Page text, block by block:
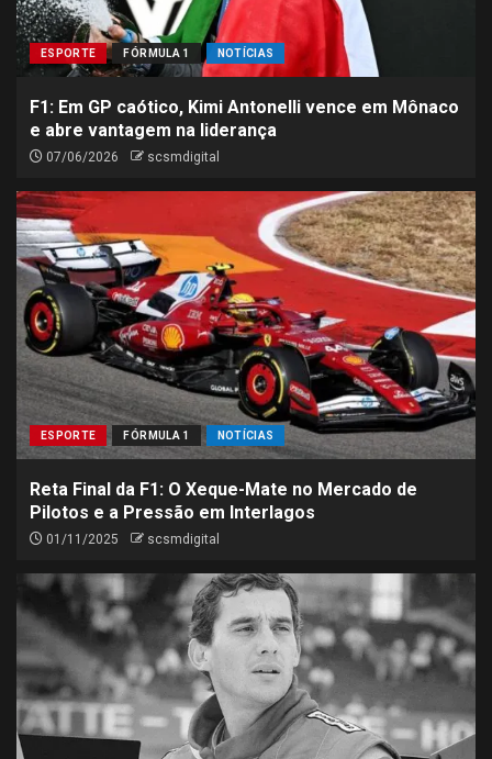
ESPORTE FÓRMULA 1 NOTÍCIAS
F1: Em GP caótico, Kimi Antonelli vence em Mônaco
e abre vantagem na liderança
07/06/2026 scsmdigital
ESPORTE FÓRMULA 1 NOTÍCIAS
Reta Final da F1: O Xeque-Mate no Mercado de
Pilotos e a Pressão em Interlagos
01/11/2025 scsmdigital